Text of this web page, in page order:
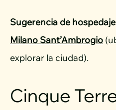
Sugerencia de
Milano Sant’Ambrogio
explorar la ciudad).
Cinque